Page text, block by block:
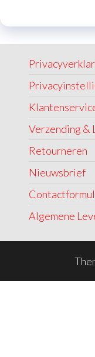
Verzending &
Retourneren
Nieuwsbrief
Algemene